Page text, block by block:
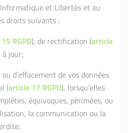
et Libertés et au
droits suivants :
RGPD), de rectification (article
à jour;
d’effacement de vos données
(article 17 RGPD), lorsqu’elles
équivoques, périmées, ou
la communication ou la